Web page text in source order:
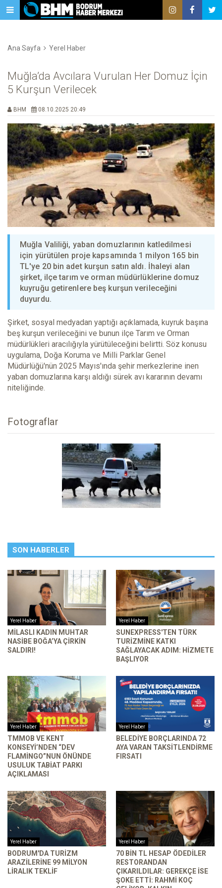
Ana Sayfa Yerel Haber
Muğla’da Avcılara Vurulan Her Domuz İçin
5 Kurşun Verilecek
BHM 08.10.2025 20:49
Muğla Valiliği, yaban domuzlarının katledilmesi
için yürütülen proje kapsamında 1 milyon 165 bin
TL'ye 20 bin adet kurşun satın aldı. İhaleyi alan
şirket, ilçe tarım ve orman müdürlüklerine domuz
kuyruğu getirenlere beş kurşun verileceğini
duyurdu.
Şirket, sosyal medyadan yaptığı açıklamada, kuyruk başına
beş kurşun verileceğini ve bunun ilçe Tarım ve Orman
müdürlükleri aracılığıyla yürütüleceğini belirtti. Söz konusu
uygulama, Doğa Koruma ve Milli Parklar Genel
Müdürlüğü'nün 2025 Mayıs'ında şehir merkezlerine inen
yaban domuzlarına karşı aldığı sürek avı kararının devamı
niteliğinde.
Fotograflar
SON HABERLER
Yerel Haber
MILASLI KADIN MUHTAR
NASIBE BOĞA’YA ÇIRKIN
SALDIRI!
Yerel Haber
SUNEXPRESS'TEN TÜRK
TURIZMINE KATKI
SAĞLAYACAK ADIM: HIZMETE
BAŞLIYOR
Yerel Haber
TMMOB VE KENT
KONSEYI’NDEN “DEV
FLAMINGO”NUN ÖNÜNDE
USULUK TABIAT PARKI
AÇIKLAMASI
Yerel Haber
BELEDIYE BORÇLARINDA 72
AYA VARAN TAKSITLENDIRME
FIRSATI
Yerel Haber
BODRUM'DA TURIZM
ARAZILERINE 99 MILYON
LIRALIK TEKLIF
Yerel Haber
70 BIN TL HESAP ÖDEDILER
RESTORANDAN
ÇIKARILDILAR: GEREKÇE ISE
ŞOKE ETTI: RAHMI KOÇ